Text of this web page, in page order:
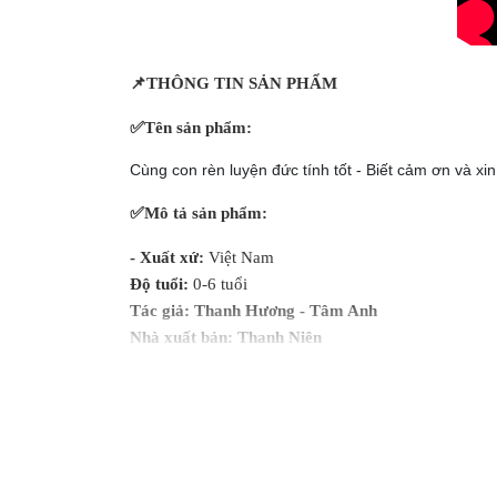
📌THÔNG TIN SẢN PHẨM
✅Tên sản phẩm:
Cùng con rèn luyện đức tính tốt - Biết cảm ơn và
✅Mô tả sản phẩm:
- Xuất xứ: Việt Nam
Độ tuổi: 0-6 tuổi
Tác giả: Thanh Hương - Tâm Anh
Nhà xuất bản: Thanh Niên
NHỮNG CÂU CHUYỆN THEO BƯỚC CON